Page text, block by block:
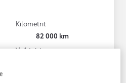
Kilometrit
82 000 km
Vaihteisto
lisää